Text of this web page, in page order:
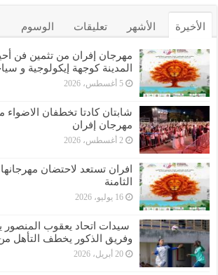
الأخيرة الأشهر تعليقات الوسوم
مهرجان إفران من تثمين فن
المدينة كوجهة إيكولوجية و
5 أغسطس، 2026
شابتان كادتا تخطفان الاضواء
مهرجان إفران
2 أغسطس، 2026
افران تستعد لاحتضان
الثامنة
16 يوليو، 2026
سيدات اتحاد يعقوب المنصور
وفريق الذكور يخطف التأهل
20 أبريل، 2026